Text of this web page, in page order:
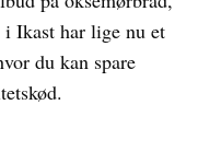
Ikast har lige nu et
du kan spare